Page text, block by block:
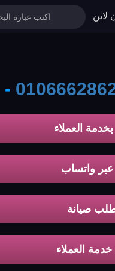
لاين
-
العملاء
واتساب
صيانة
العملاء